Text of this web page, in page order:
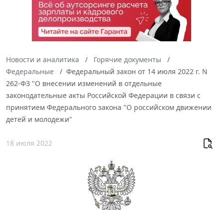
Новости и аналитика
Горячие документы
Федеральные
Федеральный закон от 14 июля 2022 г. N
262-ФЗ "О внесении изменений в отдельные
законодательные акты Российской Федерации в связи с
принятием Федерального закона "О российском движении
детей и молодежи"
18 июля 2022